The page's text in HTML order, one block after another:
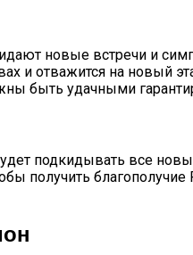
новые встречи и
и отважится на новый
быть удачными
подкидывать все
получить благополучие